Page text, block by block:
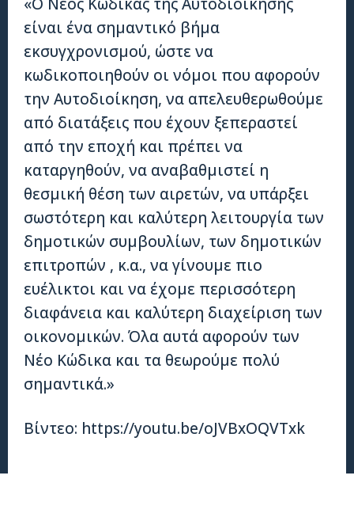
είναι ένα σημαντικό βήμα
εκσυγχρονισμού, ώστε να
κωδικοποιηθούν οι νόμοι που αφορούν
την Αυτοδιοίκηση, να απελευθερωθούμε
από διατάξεις που έχουν ξεπεραστεί
από την εποχή και πρέπει να
καταργηθούν, να αναβαθμιστεί η
θεσμική θέση των αιρετών, να υπάρξει
σωστότερη και καλύτερη λειτουργία των
δημοτικών συμβουλίων, των δημοτικών
επιτροπών , κ.α., να γίνουμε πιο
ευέλικτοι και να έχομε περισσότερη
διαφάνεια και καλύτερη διαχείριση των
οικονομικών. Όλα αυτά αφορούν των
Νέο Κώδικα και τα θεωρούμε πολύ
σημαντικά.»
Βίντεο: https://youtu.be/oJVBxOQVTxk